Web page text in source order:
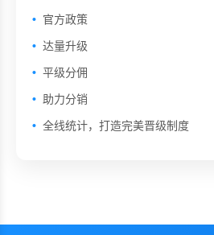
官方政策
达量升级
平级分佣
助力分销
全线统计，打造完美晋级制度